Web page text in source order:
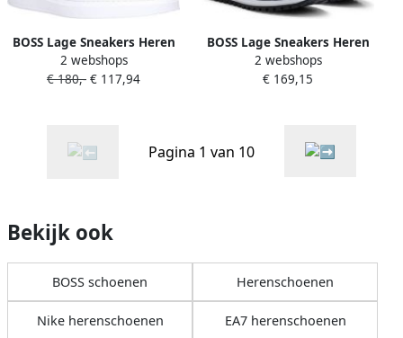
BOSS Lage Sneakers Heren
Baltimore_tenn Maat: 43
Materiaal: Leer Kleur: Beige
2 webshops
€ 180,- € 117,94
BOSS Lage Sneakers Heren
Parkour-l Runn Maat: 42
Materiaal: Leer Kleur:
2 webshops
€ 169,15
Pagina 1 van 10
Bekijk ook
BOSS schoenen Herenschoenen
Nike herenschoenen EA7 herenschoenen